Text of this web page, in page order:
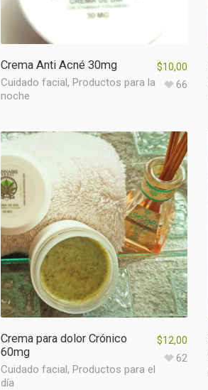
Crema Anti Acné 30mg
Cuidado facial, Productos para la
noche
$10,00
66
Crema para dolor Crónico
60mg
Cuidado facial, Productos para el
día
$12,00
62